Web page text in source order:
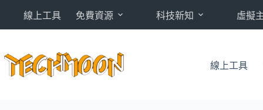
內
線上工具 免費資源 科技新知 虛擬
線上工具